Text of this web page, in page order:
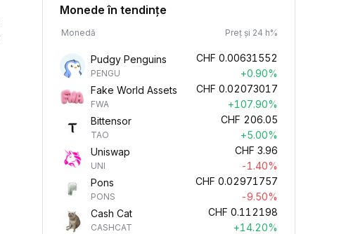
Monede în tendințe
Monedă Preț și 24 h%
Pudgy Penguins
PENGU
CHF 0.00631552
+0.90%
Fake World Assets
FWA
CHF 0.02073017
+107.90%
Bittensor
TAO
CHF 206.05
+5.00%
Uniswap
UNI
CHF 3.96
-1.40%
Pons
PONS
CHF 0.02971757
-9.50%
Cash Cat
CASHCAT
CHF 0.112198
+14.20%